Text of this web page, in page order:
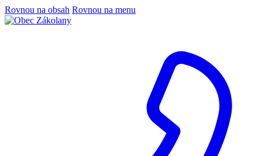
Rovnou na obsah Rovnou na menu